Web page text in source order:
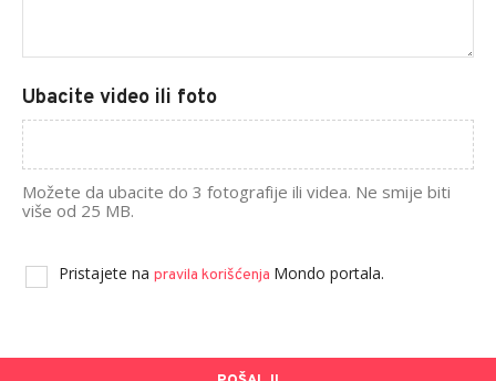
Ubacite video ili foto
Možete da ubacite do 3 fotografije ili videa. Ne smije biti
više od 25 MB.
Pristajete na pravila korišćenja Mondo portala.